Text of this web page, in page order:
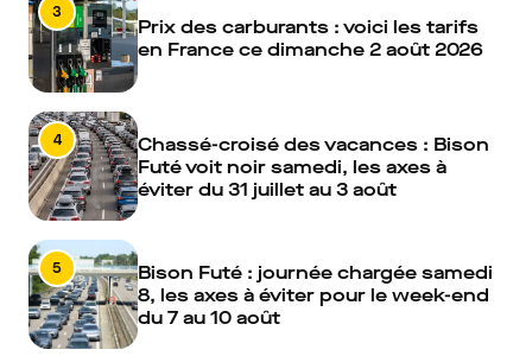
3
Prix des carburants : voici les tarifs
en France ce dimanche 2 août 2026
4
Chassé-croisé des vacances : Bison
Futé voit noir samedi, les axes à
éviter du 31 juillet au 3 août
5
Bison Futé : journée chargée samedi
8, les axes à éviter pour le week-end
du 7 au 10 août